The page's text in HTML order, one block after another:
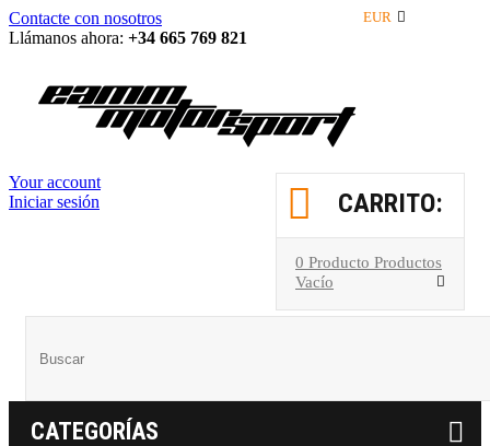
EUR
Contacte con nosotros
Llámanos ahora: +34 665 769 821
CARRITO:
0 Producto Productos
Vacío
Your account
Iniciar sesión
CATEGORÍAS